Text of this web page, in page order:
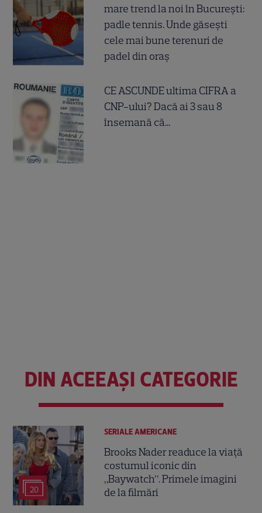
mare trend la noi în București:
padle tennis. Unde găsești
cele mai bune terenuri de
padel din oraș
CE ASCUNDE ultima CIFRA a
CNP-ului? Dacă ai 3 sau 8
însemană că...
DIN ACEEAȘI CATEGORIE
20
SERIALE AMERICANE
Brooks Nader readuce la viață
costumul iconic din
„Baywatch”. Primele imagini
de la filmări